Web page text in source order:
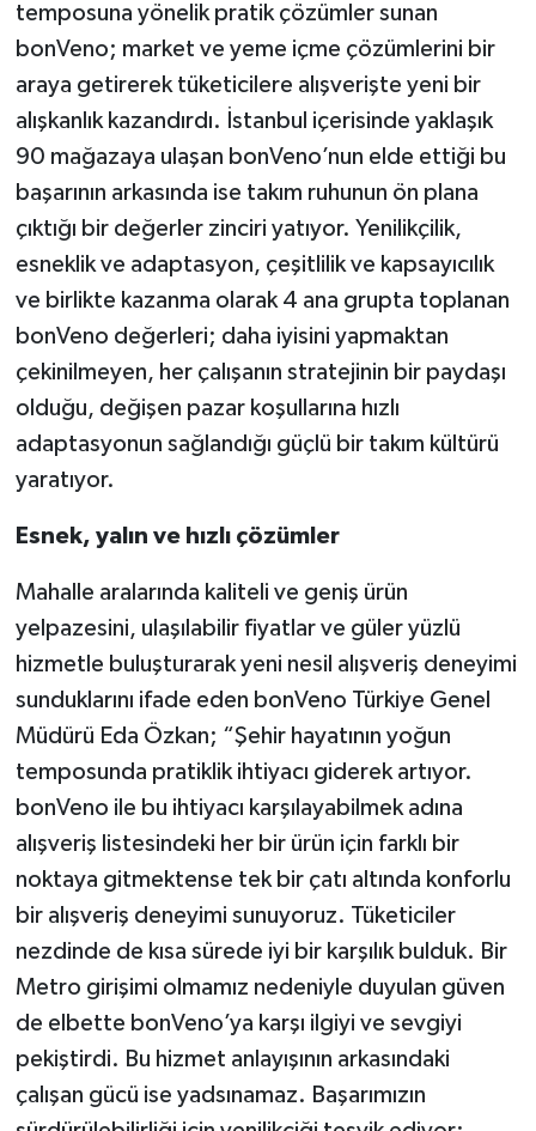
temposuna yönelik pratik çözümler sunan
bonVeno; market ve yeme içme çözümlerini bir
araya getirerek tüketicilere alışverişte yeni bir
alışkanlık kazandırdı. İstanbul içerisinde yaklaşık
90 mağazaya ulaşan bonVeno’nun elde ettiği bu
başarının arkasında ise takım ruhunun ön plana
çıktığı bir değerler zinciri yatıyor. Yenilikçilik,
esneklik ve adaptasyon, çeşitlilik ve kapsayıcılık
ve birlikte kazanma olarak 4 ana grupta toplanan
bonVeno değerleri; daha iyisini yapmaktan
çekinilmeyen, her çalışanın stratejinin bir paydaşı
olduğu, değişen pazar koşullarına hızlı
adaptasyonun sağlandığı güçlü bir takım kültürü
yaratıyor.
Esnek, yalın ve hızlı çözümler
Mahalle aralarında kaliteli ve geniş ürün
yelpazesini, ulaşılabilir fiyatlar ve güler yüzlü
hizmetle buluşturarak yeni nesil alışveriş deneyimi
sunduklarını ifade eden bonVeno Türkiye Genel
Müdürü Eda Özkan; “Şehir hayatının yoğun
temposunda pratiklik ihtiyacı giderek artıyor.
bonVeno ile bu ihtiyacı karşılayabilmek adına
alışveriş listesindeki her bir ürün için farklı bir
noktaya gitmektense tek bir çatı altında konforlu
bir alışveriş deneyimi sunuyoruz. Tüketiciler
nezdinde de kısa sürede iyi bir karşılık bulduk. Bir
Metro girişimi olmamız nedeniyle duyulan güven
de elbette bonVeno’ya karşı ilgiyi ve sevgiyi
pekiştirdi. Bu hizmet anlayışının arkasındaki
çalışan gücü ise yadsınamaz. Başarımızın